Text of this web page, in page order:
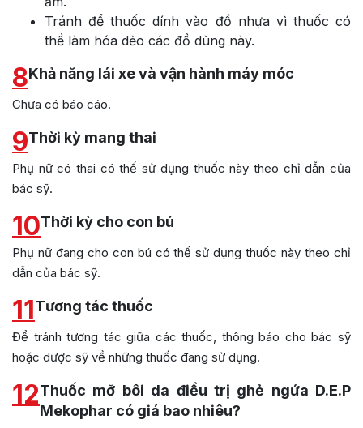
Tránh để thuốc dính vào đồ nhựa vì thuốc có
thề làm hóa dẻo các đồ dùng này.
8Khả năng lái xe và vận hành máy móc
Chưa có báo cáo.
9Thời kỳ mang thai
Phụ nữ có thai có thế sử dụng thuốc này theo chỉ dẫn của
bác sỹ.
10Thời kỳ cho con bú
Phụ nữ đang cho con bú có thế sử dụng thuốc này theo chỉ
dẫn của bác sỹ.
11Tương tác thuốc
Để tránh tương tác giữa các thuốc, thông báo cho bác sỹ
hoặc dược sỹ về những thuốc đang sử dụng.
12Thuốc mỡ bôi da điều trị ghẻ ngứa D.E.P
Mekophar có giá bao nhiêu?